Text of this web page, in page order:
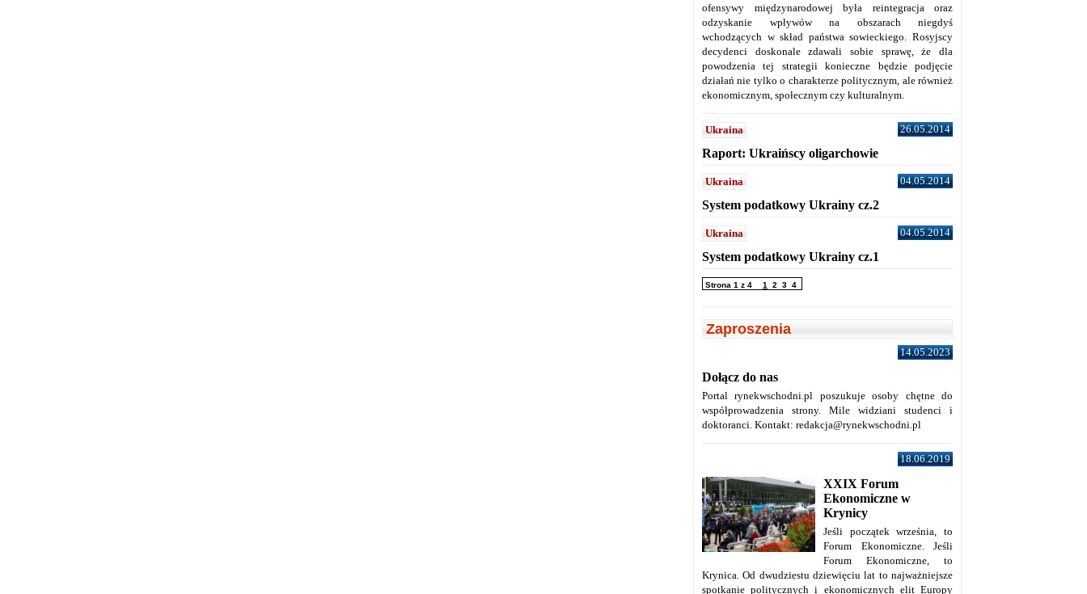
ofensywy międzynarodowej była reintegracja oraz
odzyskanie wpływów na obszarach niegdyś
wchodzących w skład państwa sowieckiego. Rosyjscy
decydenci doskonale zdawali sobie sprawę, że dla
powodzenia tej strategii konieczne będzie podjęcie
działań nie tylko o charakterze politycznym, ale również
ekonomicznym, społecznym czy kulturalnym.
Ukraina 26.05.2014
Raport: Ukraińscy oligarchowie
Ukraina 04.05.2014
System podatkowy Ukrainy cz.2
Ukraina 04.05.2014
System podatkowy Ukrainy cz.1
Strona 1 z 4 1 2 3 4
Zaproszenia
14.05.2023
Dołącz do nas
Portal rynekwschodni.pl poszukuje osoby chętne do
współprowadzenia strony. Mile widziani studenci i
doktoranci. Kontakt: redakcja@rynekwschodni.pl
18.06.2019
XXIX Forum
Ekonomiczne w
Krynicy
Jeśli początek września, to
Forum Ekonomiczne. Jeśli
Forum Ekonomiczne, to
Krynica. Od dwudziestu dziewięciu lat to najważniejsze
spotkanie politycznych i ekonomicznych elit Europy